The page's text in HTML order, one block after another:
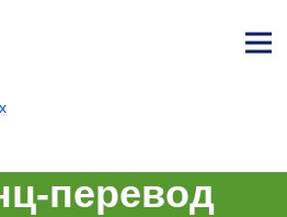
т
перевод